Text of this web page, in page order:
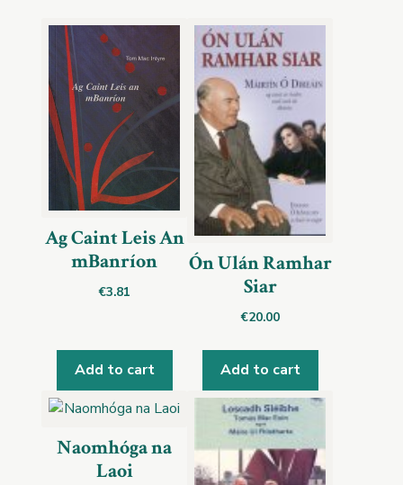
Ag Caint Leis An
mBanríon
€3.81
Add to cart
Ón Ulán Ramhar
Siar
€20.00
Add to cart
Naomhóga na
Laoi